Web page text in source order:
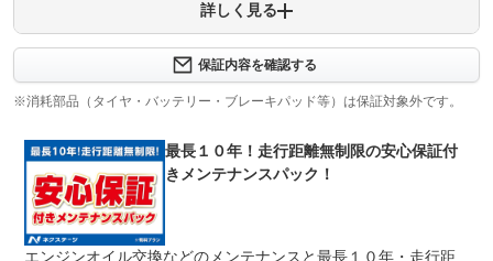
保証項目
３ヶ月・３０００ｋｍ以内ならエンジン、トランスミッシ
ョン、ハイブリッド、ステアリング、ブレーキの各機構に
おける主要項目を無償修理（または交換）いたします。
修理回数 無制限
上限金額
車両本体価格
期間中は何度でも修理可能！修理金額は車両本体価格の１
００％までしっかり保証します。車両本体価格５０万円以
下の場合は５０万円まで保証します。
詳しく見る
保証内容を確認する
※消耗部品（タイヤ・バッテリー・ブレーキパッド等）は保証対象外です。
最長１０年！走行距離無制限の安心保証付
きメンテナンスパック！
エンジンオイル交換などのメンテナンスと最長１０年・走行距